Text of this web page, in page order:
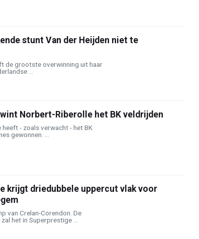
stunt Van der Heijden niet te
de grootste overwinning uit haar
...
wint Norbert-Riberolle het BK veldrijden
- zoals verwacht - het BK
gewonnen. ...
krijgt driedubbele uppercut vlak voor
van Crelan-Corendon. De
het in Superprestige ...